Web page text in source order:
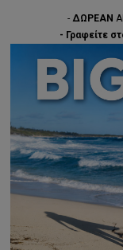
- ΔΩΡΕΑΝ
- Γραφείτε